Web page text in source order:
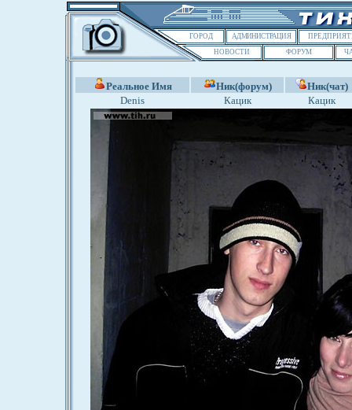
ГОРОД АДМИНИСТРАЦИЯ
НОВОСТИ
ФОРУМ
Реальное Имя Ник(форум)
Ник(чат)
Denis
Кацик Кацик